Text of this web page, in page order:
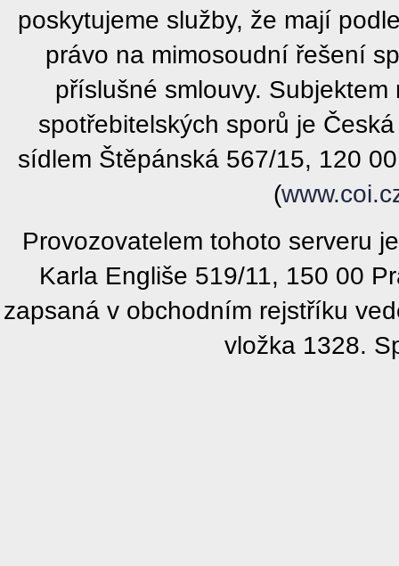
poskytujeme služby, že mají
právo na mimosoudní řešení
příslušné smlouvy.
spotřebitelských sporů je
sídlem Štěpánská 567/15, 120
(
Provozovatelem tohoto serveru
Karla Engliše 519/11, 150 00
zapsaná v obchodním rejstříku
vložka 1328.